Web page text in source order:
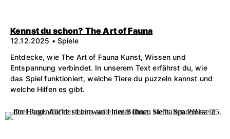
Kennst du schon? The Art of Fauna
12.12.2025 • Spiele
Entdecke, wie The Art of Fauna Kunst, Wissen und
Entspannung verbindet. In unserem Text erfährst du, wie
das Spiel funktioniert, welche Tiere du puzzeln kannst und
welche Hilfen es gibt.